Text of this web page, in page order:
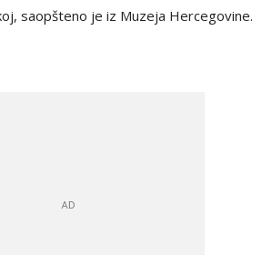
saopšteno je iz Muzeja Hercegovine.